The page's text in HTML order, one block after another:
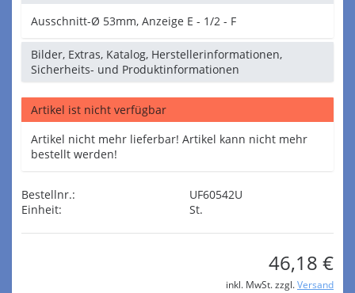
Ausschnitt-Ø 53mm, Anzeige E - 1/2 - F
Bilder, Extras, Katalog, Herstellerinformationen,
Sicherheits- und Produktinformationen
Artikel ist nicht verfügbar
Artikel nicht mehr lieferbar! Artikel kann nicht mehr
bestellt werden!
Bestellnr.:
UF60542U
Einheit:
St.
46,18 €
inkl. MwSt. zzgl. Versand